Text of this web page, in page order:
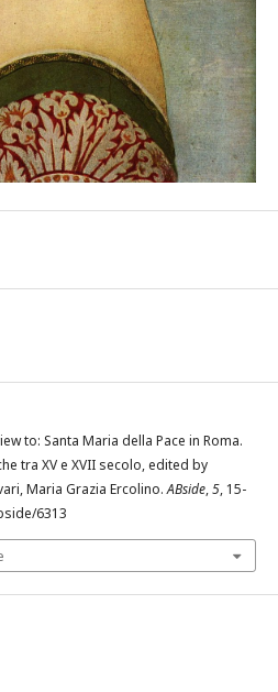
to: Santa Maria della Pace in Roma.
tra XV e XVII secolo, edited by
Maria Grazia Ercolino.ABside,5, 15-
6313